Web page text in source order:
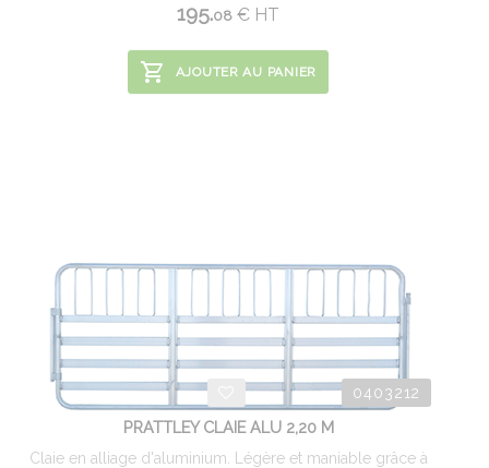
195.08 € HT
AJOUTER AU PANIER
0403212
PRATTLEY CLAIE ALU 2,20 M
Claie en alliage d'aluminium. Légère et maniable grâce à